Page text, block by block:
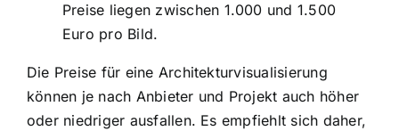
Preise liegen zwischen 1.000 und 1.500
Euro pro Bild.
Die Preise für eine Architekturvisualisierung
können je nach Anbieter und Projekt auch höher
oder niedriger ausfallen. Es empfiehlt sich daher,